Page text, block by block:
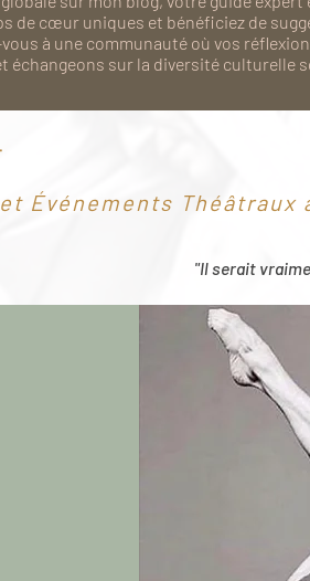
de cœur uniques et bénéficiez de
à une communauté où vos
sur la diversité culturelle
Événements Théâtraux
"Il serait